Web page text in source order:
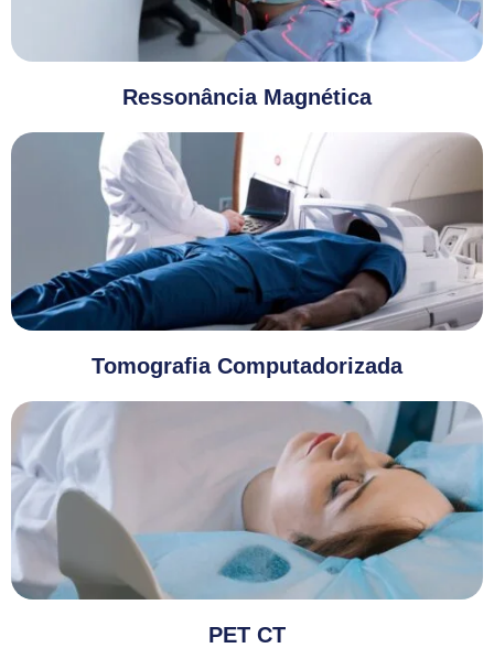
Ressonância Magnética
Tomografia Computadorizada
PET CT